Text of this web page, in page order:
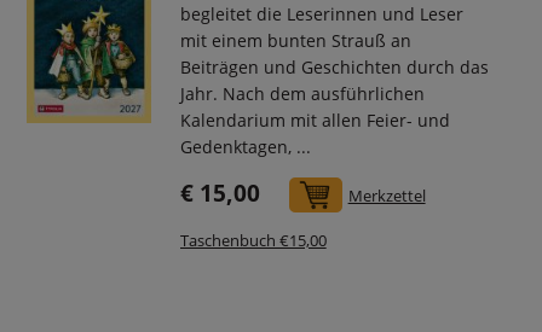
begleitet die Leserinnen und Leser
mit einem bunten Strauß an
Beiträgen und Geschichten durch das
Jahr. Nach dem ausführlichen
Kalendarium mit allen Feier- und
Gedenktagen, ...
€ 15,00 In den Warenkorb
Merkzettel
Taschenbuch €15,00